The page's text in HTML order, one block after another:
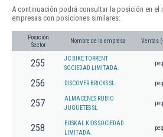
A continuación podrá consultar la posición en el
empresas con posiciones similares:
Posición
Sector
Nombre de la empresa Ventas
255
JC BIKE TORRENT
SOCIEDAD LIMITADA.
256 DISCOVER BRICKS SL.
257
ALMACENES RUBIO
JUGUETES SL
258
EUSKAL KIDS SOCIEDAD
LIMITADA.